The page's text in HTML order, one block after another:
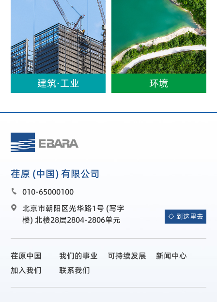
建筑·工业 环境
荏原 (中国) 有限公司

北京市朝阳区光华路1号 (写字
楼) 北楼28层2804-2806单元
 010-65000100
 到这里去
荏原中国 我们的事业 可持续发展
新闻中心
加入我们
联系我们